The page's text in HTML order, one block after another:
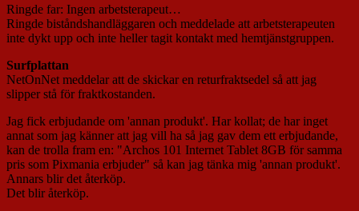
Ringde far: Ingen arbetsterapeut…
Ringde biståndshandläggaren och meddelade att arbetsterapeuten
inte dykt upp och inte heller tagit kontakt med hemtjänstgruppen.
Surfplattan
NetOnNet meddelar att de skickar en returfraktsedel så att jag
slipper stå för fraktkostanden.
Jag fick erbjudande om 'annan produkt'. Har kollat; de har inget
annat som jag känner att jag vill ha så jag gav dem ett erbjudande,
kan de trolla fram en: "Archos 101 Internet Tablet 8GB för samma
pris som Pixmania erbjuder" så kan jag tänka mig 'annan produkt'.
Annars blir det återköp.
Det blir återköp.